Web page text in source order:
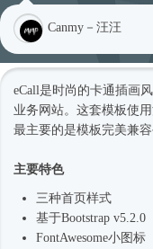
Canmy－汪汪
eCall是 时尚 的卡通插画
业务网站。这套模板使
最主要的是模板完美兼容
主要特色
三种首页样式
基于Bootstrap v5.2.0
FontAwesome小图标